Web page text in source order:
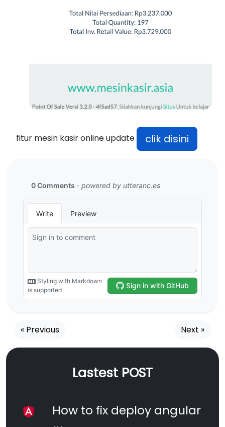
fitur mesin kasir online update clik disini
« Previous Next »
Lastest POST
How to fix deploy angular